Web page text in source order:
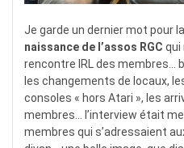
Je garde un dernier mot pour la
naissance de l’assos RGC qui
rencontre IRL des membres…
les changements de locaux,
consoles « hors Atari », les
membres… l’interview était
membres qui s’adressaient